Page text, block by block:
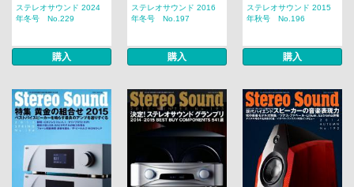
ステレオサウンド 2024
年冬号 No.229
購入
ステレオサウンド 2016
年冬号 No.197
購入
ステレオサウンド 2015
年秋号 No.196
購入